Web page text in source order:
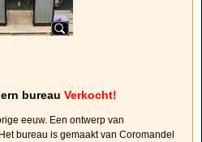
bureau Verkocht!
eeuw. Een ontwerp van
bureau is gemaakt van Coromandel